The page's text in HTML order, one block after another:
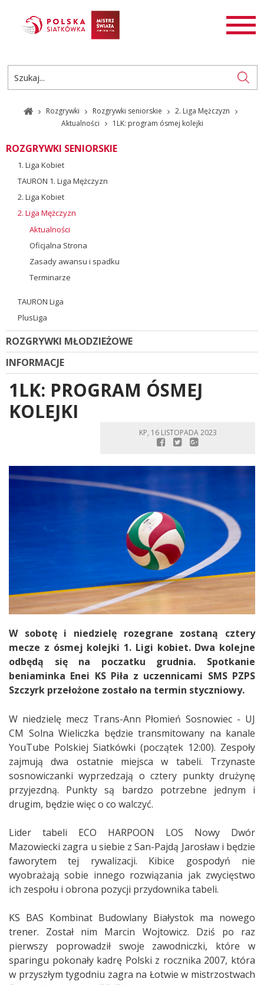
AKTUALNOŚCI
ROZGRYWKI
PL
EN
Rozgrywki Rozgrywki seniorskie
2. Liga Mężczyzn
Aktualności
1LK: program ósmej kolejki
ROZGRYWKI SENIORSKIE
1. Liga Kobiet
TAURON 1. Liga Mężczyzn
2. Liga Kobiet
2. Liga Mężczyzn
Aktualności
Oficjalna Strona
Zasady awansu i spadku
Terminarze
TAURON Liga
PlusLiga
ROZGRYWKI MŁODZIEŻOWE
INFORMACJE
1LK: PROGRAM ÓSMEJ
KOLEJKI
KP, 16 LISTOPADA 2023
W sobotę i niedzielę rozegrane zostaną cztery
mecze z ósmej kolejki 1. Ligi kobiet. Dwa kolejne
odbędą się na poczatku grudnia. Spotkanie
beniaminka Enei KS Piła z uczennicami SMS PZPS
Szczyrk przełożone zostało na termin styczniowy.
W niedzielę mecz Trans-Ann Płomień Sosnowiec - UJ
CM Solna Wieliczka będzie transmitowany na kanale
YouTube Polskiej Siatkówki (początek 12:00). Zespoły
zajmują dwa ostatnie miejsca w tabeli. Trzynaste
sosnowiczanki wyprzedzają o cztery punkty drużynę
przyjezdną. Punkty są bardzo potrzebne jednym i
drugim, będzie więc o co walczyć.
Lider tabeli ECO HARPOON LOS Nowy Dwór
Mazowiecki zagra u siebie z San-Pajdą Jarosław i będzie
faworytem tej rywalizacji. Kibice gospodyń nie
wyobrażają sobie innego rozwiązania jak zwycięstwo
ich zespołu i obrona pozycji przydownika tabeli.
KS BAS Kombinat Budowlany Białystok ma nowego
trener. Został nim Marcin Wojtowicz. Dziś po raz
pierwszy poprowadził swoje zawodniczki, które w
sparingu pokonały kadrę Polski z rocznika 2007, która
w przyszłym tygodniu zagra na Łotwie w mistrzostwach